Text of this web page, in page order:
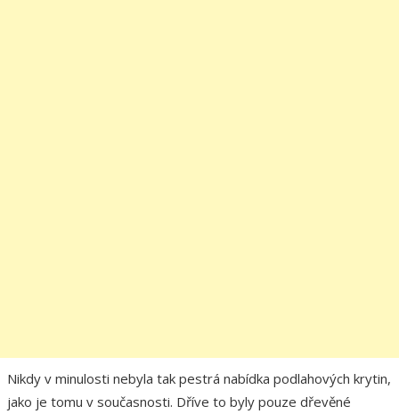
Nikdy v minulosti nebyla tak pestrá nabídka podlahových krytin,
jako je tomu v současnosti. Dříve to byly pouze dřevěné